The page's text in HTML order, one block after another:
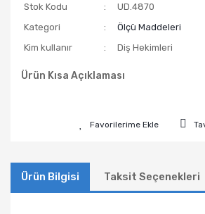
Stok Kodu
UD.4870
Kategori
Ölçü Maddeleri
Kim kullanır
Diş Hekimleri
Ürün Kısa Açıklaması
Ürün Bilgisi Taksit Seçenekleri